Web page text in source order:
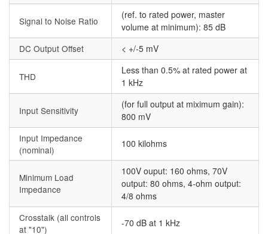
Signal to Noise Ratio
(ref. to rated power, master
volume at minimum): 85 dB
DC Output Offset
< +/-5 mV
THD
Less than 0.5% at rated power at
1 kHz
Input Sensitivity
(for full output at miximum gain):
800 mV
Input Impedance
(nominal)
100 kilohms
Minimum Load
Impedance
100V ouput: 160 ohms, 70V
output: 80 ohms, 4-ohm output:
4/8 ohms
Crosstalk (all controls
at "10")
-70 dB at 1 kHz